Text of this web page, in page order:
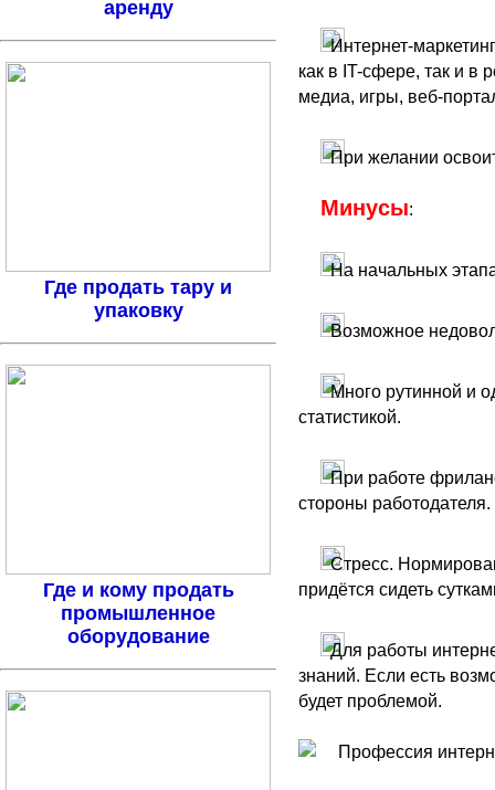
Интернет-
как в IT-сфере, так и в
медиа, игры, веб-
При желании
Минусы:
На начальных
Возможное
Много рутинной и
статистикой.
При работе
стороны работодателя.
Стресс.
придётся сидеть
Для работы
знаний. Если есть
будет проблемой.
аренду
Где продать тару и
упаковку
Где и кому продать
промышленное
оборудование